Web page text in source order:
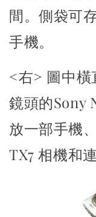
間。側袋可
手機。
<右> 圖中
鏡頭的Sony
放一部手機
TX7 相機和